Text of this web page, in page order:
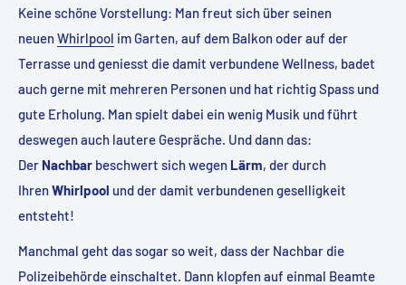
Keine schöne Vorstellung: Man freut sich über seinen
neuenWhirlpool im Garten, auf dem Balkon oder auf der
Terrasse und geniesst die damit verbundene Wellness, badet
auch gerne mit mehreren Personen und hat richtig Spass und
gute Erholung. Man spielt dabei ein wenig Musik und führt
deswegen auch lautere Gespräche. Und dann das:
Der Nachbar beschwert sich wegen Lärm, derdurch
IhrenWhirlpool und der damit verbundenen geselligkeit
entsteht!
Manchmal geht das sogar so weit, dass der Nachbar die
Polizeibehörde einschaltet. Dann klopfen auf einmal Beamte